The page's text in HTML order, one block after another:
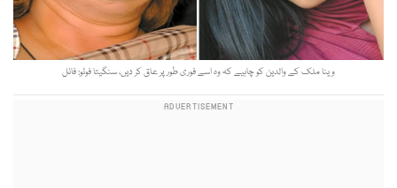
وینا ملک کے والدین کو چاہیے کہ وہ اسے فوری طور پر عاق کر دیں، سنگیتا فوٹو: فائل